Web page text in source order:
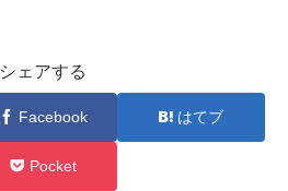
シェアする
Facebook はてブ
Pocket